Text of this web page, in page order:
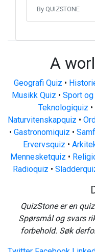
By QUIZSTONE
A
Geografi Quiz •
Musikk Quiz • Sport
Teknologiquiz •
Naturvitenskapquiz •
• Gastronomiquiz •
Ervervsquiz •
Mennesketquiz •
Radioquiz •
QuizStone er en
Spørsmål og svars
forbehold. Søk